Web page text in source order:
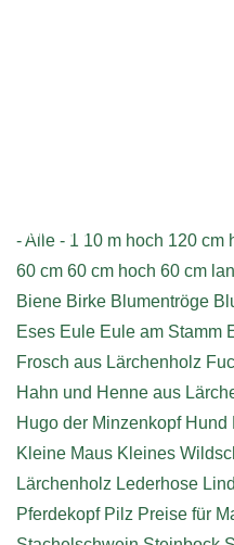
- Alle - 1 10 m hoch 120 cm
60 cm 60 cm hoch 60 cm
Biene Birke Blumentröge
Eses Eule Eule am Stamm
Frosch aus Lärchenholz
Hahn und Henne aus
Hugo der Minzenkopf Hund
Kleine Maus Kleines
Lärchenholz Lederhose
Pferdekopf Pilz Preise für
Impressum